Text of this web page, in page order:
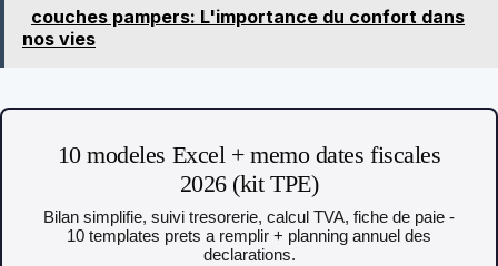
couches pampers: L'importance du confort dans
nos vies
10 modeles Excel + memo dates fiscales
2026 (kit TPE)
Bilan simplifie, suivi tresorerie, calcul TVA, fiche de paie -
10 templates prets a remplir + planning annuel des
declarations.